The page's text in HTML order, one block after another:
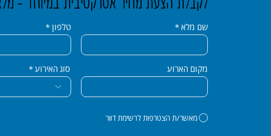
שם מלא טלפון
סוג האירוע
מאשר/ת הצטרפות לרשימת דוור
מקום הארוע